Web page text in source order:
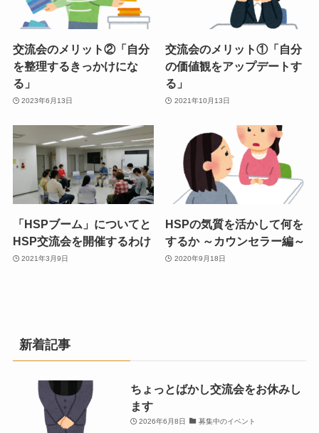
交流会のメリット②「自分
を整理するきっかけにな
る」
2023年6月13日
交流会のメリット①「自分
の価値観をアップデートす
る」
2021年10月13日
「HSPブーム」についてと
HSP交流会を開催するわけ
2021年3月9日
HSPの気質を活かして何を
するか ～カウンセラー編～
2020年9月18日
新着記事
ちょっとばかし交流会をお休みし
ます
2026年6月8日 募集中のイベント